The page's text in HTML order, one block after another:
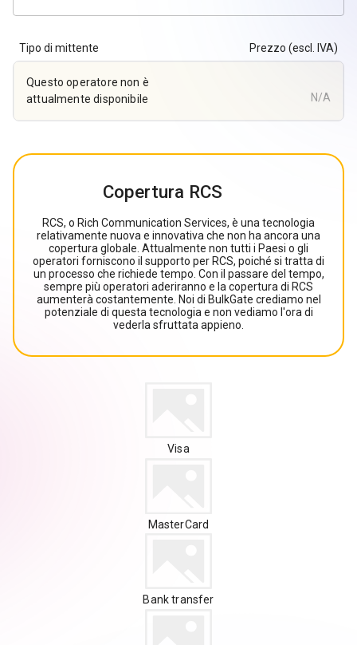
Tipo di mittente Prezzo (escl. IVA)
Questo operatore non è
attualmente disponibile
N/A
Copertura RCS
RCS, o Rich Communication Services, è una tecnologia
relativamente nuova e innovativa che non ha ancora una
copertura globale. Attualmente non tutti i Paesi o gli
operatori forniscono il supporto per RCS, poiché si tratta di
un processo che richiede tempo. Con il passare del tempo,
sempre più operatori aderiranno e la copertura di RCS
aumenterà costantemente. Noi di BulkGate crediamo nel
potenziale di questa tecnologia e non vediamo l'ora di
vederla sfruttata appieno.
Visa
MasterCard
Bank transfer